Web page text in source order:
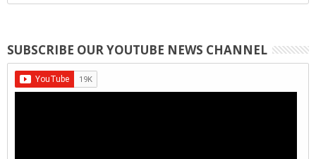
SUBSCRIBE OUR YOUTUBE NEWS CHANNEL